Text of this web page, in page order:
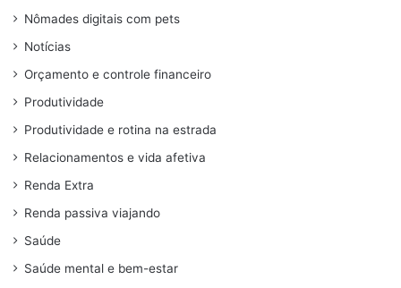
Nômades digitais com pets
Notícias
Orçamento e controle financeiro
Produtividade
Produtividade e rotina na estrada
Relacionamentos e vida afetiva
Renda Extra
Renda passiva viajando
Saúde
Saúde mental e bem-estar